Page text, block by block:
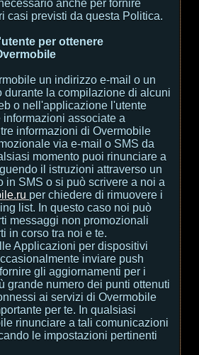
anche per fornire
casi previsti da questa Politica.
per ottenere
un indirizzo e-mail o un
durante la compilazione di alcuni
o nell'applicazione l'utente
informazioni associate a
informazioni di Overmobile
via e-mail o SMS da
momento puoi rinunciare a
il istruzioni attraverso un
in SMS o si può scrivere a noi a
per chiedere di rimuovere i
list. In questo caso noi può
messaggi non promozionali
in corso tra noi e te.
Applicazioni per dispositivi
inviare push
gli aggiornamenti per i
grande numero dei punti ottenuti
ai servizi di Overmobile
per te. In qualsiasi
rinunciare a tali comunicazioni
le impostazioni pertinenti